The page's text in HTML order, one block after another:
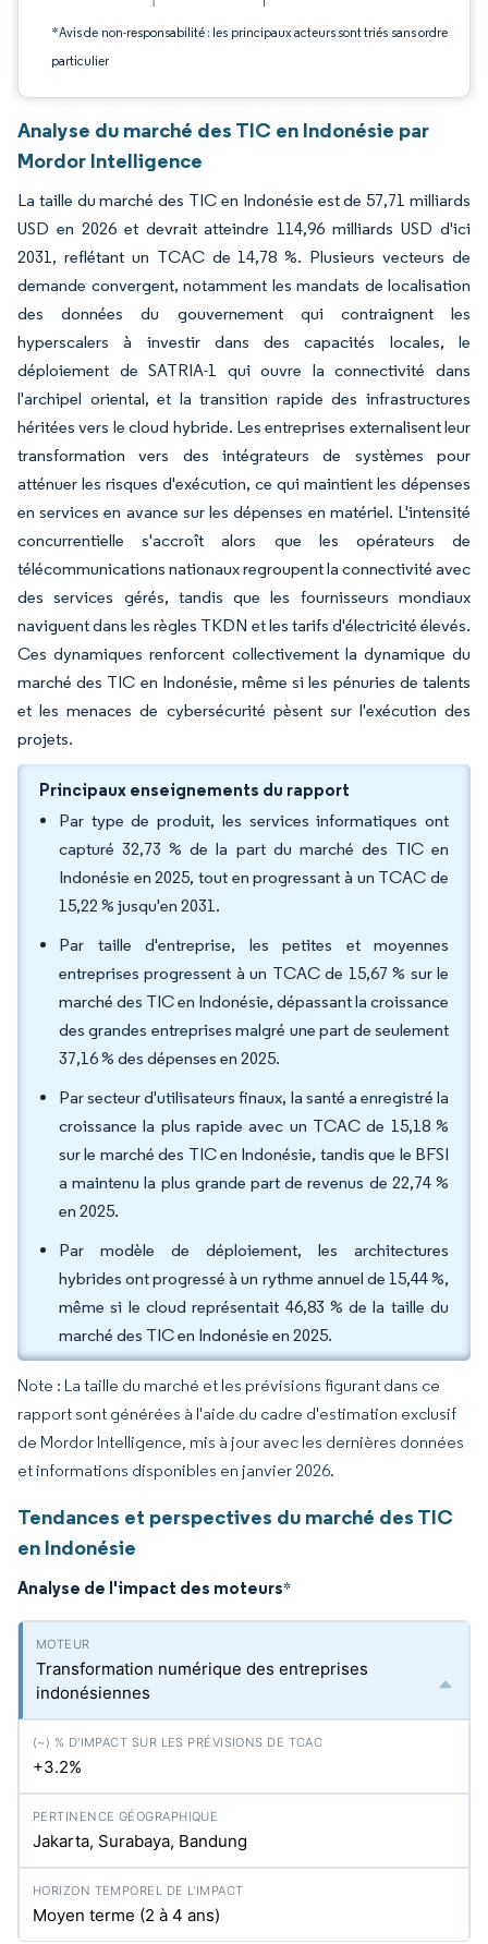
*Avis de non-responsabilité : les principaux acteurs sont triés sans ordre
particulier
Analyse du marché des TIC en Indonésie par
Mordor Intelligence
La taille du marché des TIC en Indonésie est de 57,71 milliards
USD en 2026 et devrait atteindre 114,96 milliards USD d'ici
2031, reflétant un TCAC de 14,78 %. Plusieurs vecteurs de
demande convergent, notamment les mandats de localisation
des données du gouvernement qui contraignent les
hyperscalers à investir dans des capacités locales, le
déploiement de SATRIA-1 qui ouvre la connectivité dans
l'archipel oriental, et la transition rapide des infrastructures
héritées vers le cloud hybride. Les entreprises externalisent leur
transformation vers des intégrateurs de systèmes pour
atténuer les risques d'exécution, ce qui maintient les dépenses
en services en avance sur les dépenses en matériel. L'intensité
concurrentielle s'accroît alors que les opérateurs de
télécommunications nationaux regroupent la connectivité avec
des services gérés, tandis que les fournisseurs mondiaux
naviguent dans les règles TKDN et les tarifs d'électricité élevés.
Ces dynamiques renforcent collectivement la dynamique du
marché des TIC en Indonésie, même si les pénuries de talents
et les menaces de cybersécurité pèsent sur l'exécution des
projets.
Principaux enseignements du rapport
Par type de produit, les services informatiques ont
capturé 32,73 % de la part du marché des TIC en
Indonésie en 2025, tout en progressant à un TCAC de
15,22 % jusqu'en 2031.
Par taille d'entreprise, les petites et moyennes
entreprises progressent à un TCAC de 15,67 % sur le
marché des TIC en Indonésie, dépassant la croissance
des grandes entreprises malgré une part de seulement
37,16 % des dépenses en 2025.
Par secteur d'utilisateurs finaux, la santé a enregistré la
croissance la plus rapide avec un TCAC de 15,18 %
sur le marché des TIC en Indonésie, tandis que le BFSI
a maintenu la plus grande part de revenus de 22,74 %
en 2025.
Par modèle de déploiement, les architectures
hybrides ont progressé à un rythme annuel de 15,44 %,
même si le cloud représentait 46,83 % de la taille du
marché des TIC en Indonésie en 2025.
Note : La taille du marché et les prévisions figurant dans ce
rapport sont générées à l'aide du cadre d'estimation exclusif
de Mordor Intelligence, mis à jour avec les dernières données
et informations disponibles en janvier 2026.
Tendances et perspectives du marché des TIC
en Indonésie
Analyse de l'impact des moteurs*
Transformation numérique des entreprises
indonésiennes
+3.2%
Jakarta, Surabaya, Bandung
Moyen terme (2 à 4 ans)